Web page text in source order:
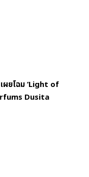
ผยโฉม ‘Light of
Dusita